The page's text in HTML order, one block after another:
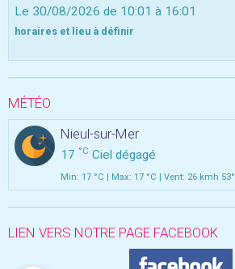
Le 30/08/2026 de 10:01 à 16:01
horaires et lieu à définir
MÉTÉO
Nieul-sur-Mer
17 °C Ciel dégagé
Min: 17 °C | Max: 17 °C | Vent: 26 kmh 53°
LIEN VERS NOTRE PAGE FACEBOOK